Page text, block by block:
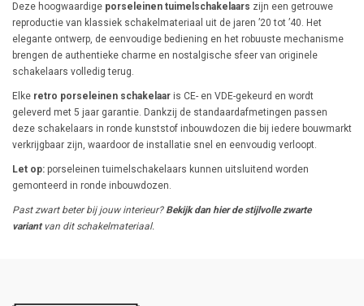
Deze hoogwaardige porseleinen tuimelschakelaars zijn een getrouwe
reproductie van klassiek schakelmateriaal uit de jaren ’20 tot ’40. Het
elegante ontwerp, de eenvoudige bediening en het robuuste mechanisme
brengen de authentieke charme en nostalgische sfeer van originele
schakelaars volledig terug.
Elke retro porseleinen schakelaar is CE- en VDE-gekeurd en wordt
geleverd met 5 jaar garantie. Dankzij de standaardafmetingen passen
deze schakelaars in ronde kunststof inbouwdozen die bij iedere bouwmarkt
verkrijgbaar zijn, waardoor de installatie snel en eenvoudig verloopt.
Let op: porseleinen tuimelschakelaars kunnen uitsluitend worden
gemonteerd in ronde inbouwdozen.
Past zwart beter bij jouw interieur? Bekijk dan hier de stijlvolle zwarte
variantvan dit schakelmateriaal.